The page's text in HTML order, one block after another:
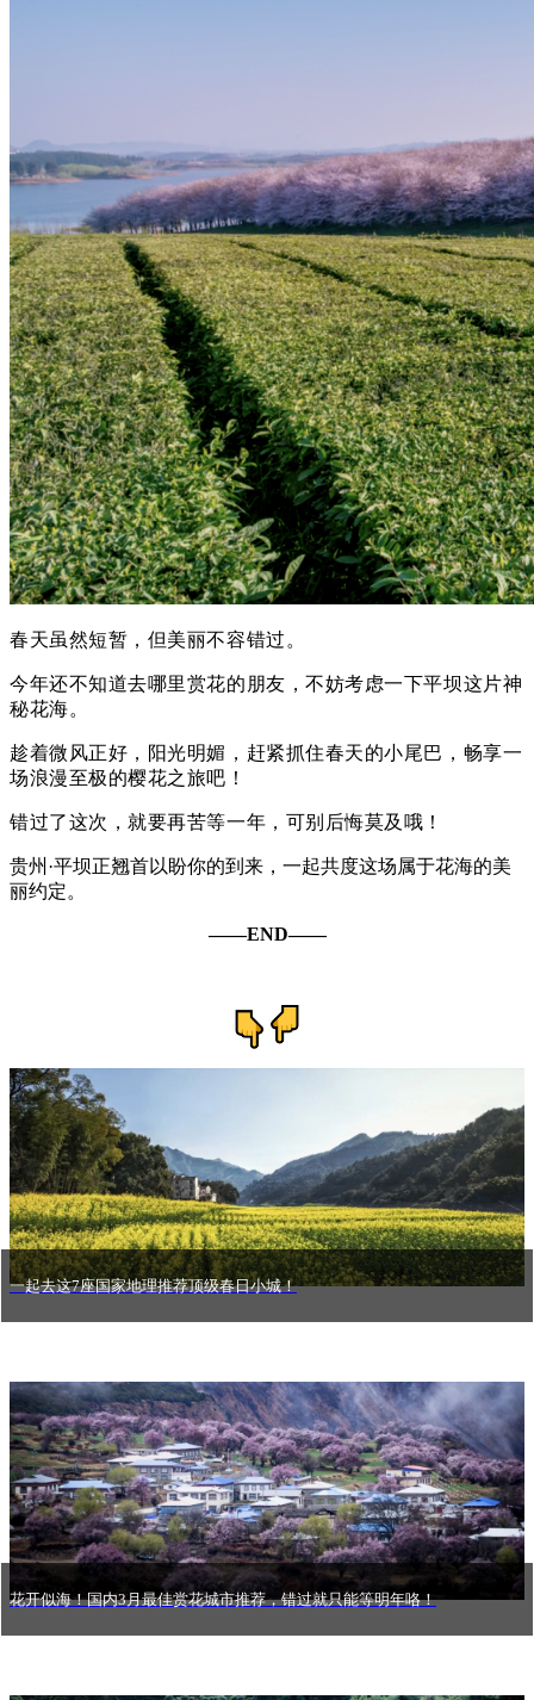
春天虽然短暂，但美丽不容错过。
今年还不知道去哪里赏花的朋友，不妨考虑一下平坝这片神
秘花海。
趁着微风正好，阳光明媚，赶紧抓住春天的小尾巴，畅享一
场浪漫至极的樱花之旅吧！
错过了这次，就要再苦等一年，可别后悔莫及哦！
贵州·平坝正翘首以盼你的到来，一起共度这场属于花海的美
丽约定。
——END——
一起去这7座国家地理推荐顶级春日小城！
花开似海！国内3月最佳赏花城市推荐，错过就只能等明年咯！